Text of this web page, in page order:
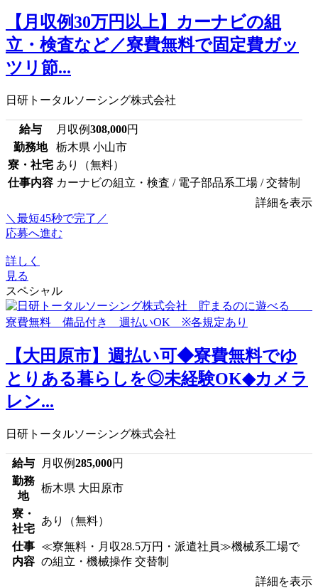
【月収例30万円以上】カーナビの組
立・検査など／寮費無料で固定費ガッ
ツリ節...
日研トータルソーシング株式会社
給与 月収例308,000円
勤務地
栃木県 小山市
寮・社宅 あり（無料）
仕事内容 カーナビの組立・検査 / 電子部品系工場 / 交替制
詳細を表示
＼最短45秒で完了／
応募へ進む
詳しく
見る
スペシャル
【大田原市】週払い可◆寮費無料でゆ
とりある暮らしを◎未経験OK◆カメラ
レン...
日研トータルソーシング株式会社
給与 月収例285,000円
勤務
地
栃木県 大田原市
寮・
社宅
あり（無料）
仕事
内容
≪寮無料・月収28.5万円・派遣社員≫機械系工場で
の組立・機械操作 交替制
詳細を表示